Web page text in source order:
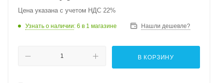
Цена указана с учетом НДС 22%
Узнать о наличии: 6 в 1 магазине Нашли дешевле?
В КОРЗИНУ